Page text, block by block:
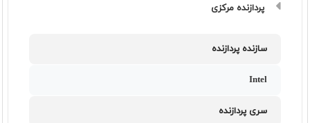
پردازنده مرکزی
سازنده پردازنده
Intel
سری پردازنده